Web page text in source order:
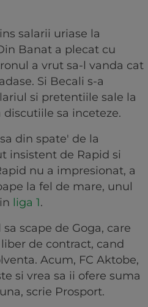
salarii uriase la
Banat a plecat cu
a vrut sa-l vanda cat
Si Becali s-a
si pretentiile sale la
sa inceteze.
din spate' de la
insistent de Rapid si
nu a impresionat, a
la fel de mare, unul
liga 1.
scape de Goga, care
de contract, cand
Acum, FC Aktobe,
si vrea sa ii ofere suma
scrie Prosport.